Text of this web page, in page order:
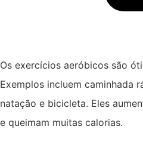
Os exercícios aeróbicos são
Exemplos incluem caminhada
natação e bicicleta. Eles
e queimam muitas calorias.